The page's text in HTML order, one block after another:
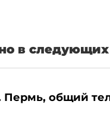
в следующих
Пермь, общий